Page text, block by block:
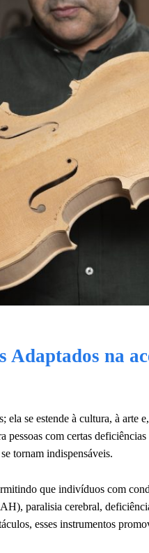
na
ela se estende à cultura, à
pessoas com certas
se tornam indispensáveis.
que indivíduos com
paralisia cerebral,
esses instrumentos